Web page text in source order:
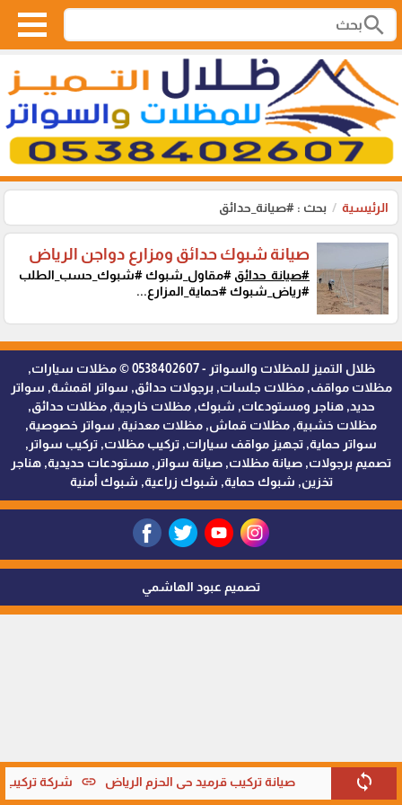
search
الرئيسية بحث : #صيانة_حدائق
sync صيانة تركيب قرميد حي الحزم الرياض link شركة تركيب
صيانة شبوك حدائق ومزارع دواجن الرياض
#صيانة_حدائق #مقاول_شبوك #شبوك_حسب_الطلب
#رياض_شبوك #حماية_المزارع...
ظلال التميز للمظلات والسواتر - 0538402607 © مظلات سيارات,
مظلات مواقف, مظلات جلسات, برجولات حدائق, سواتر اقمشة, سواتر
حديد, هناجر ومستودعات, شبوك, مظلات خارجية, مظلات حدائق,
مظلات خشبية, مظلات قماش, مظلات معدنية, سواتر خصوصية,
سواتر حماية, تجهيز مواقف سيارات, تركيب مظلات, تركيب سواتر,
تصميم برجولات, صيانة مظلات, صيانة سواتر, مستودعات حديدية, هناجر
تخزين, شبوك حماية, شبوك زراعية, شبوك أمنية
تصميم عبود الهاشمي